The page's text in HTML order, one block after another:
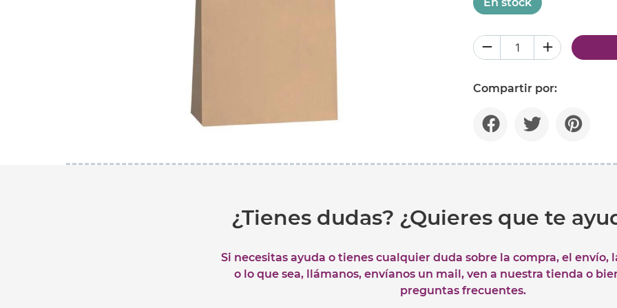
Compartir por:
¿Tienes dudas? ¿Quieres que te
Si necesitas ayuda o tienes cualquier duda sobre la compra, el envío,
o lo que sea, llámanos, envíanos un mail, ven a nuestra tienda o
preguntas frecuentes.